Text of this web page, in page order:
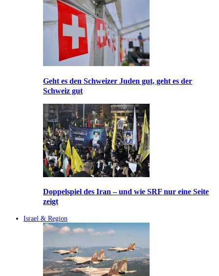
Geht es den Schweizer Juden gut, geht es der
Schweiz gut
Doppelspiel des Iran – und wie SRF nur eine Seite
zeigt
Israel & Region